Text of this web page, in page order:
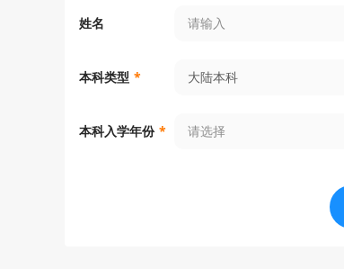
姓名
本科类型 * 大陆本科
本科入学年份 * 请选择